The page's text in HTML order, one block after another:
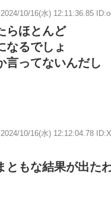
2024/10/16(水) 12:11:36.85
らほとんど
なるでしょ
言ってないんだし
2024/10/16(水) 12:12:04.78
ともな結果が出た